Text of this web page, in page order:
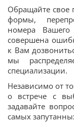
Обращайте свое
формы,
номера Вашего
совершена
к Вам
мы
специализации.
Независимо от
о встрече с
задавайте
самых